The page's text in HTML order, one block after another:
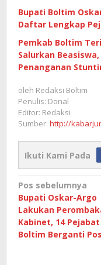
Bupati Boltim
Daftar Lengkap
Pemkab Boltim
Salurkan
Penanganan
oleh Redaksi Boltim
Penulis: Donal
Editor: Redaksi
Sumber: http://
Ikuti Kami Pada
Navigasi
pos
Pos sebelumnya
Bupati Oskar-Argo
Lakukan
Kabinet, 14 Pejabat
Boltim Berganti